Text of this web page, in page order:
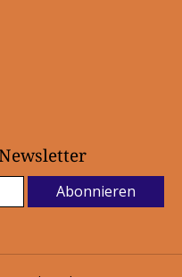
Abonnieren